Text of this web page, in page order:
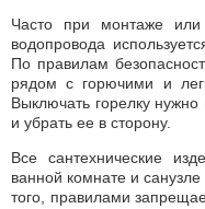
Часто при монтаже или
водопровода
По правилам
рядом с горючими и
Выключать горелку
и убрать ее в сторону.
Все сантехнические
ванной комнате и
того, правилами